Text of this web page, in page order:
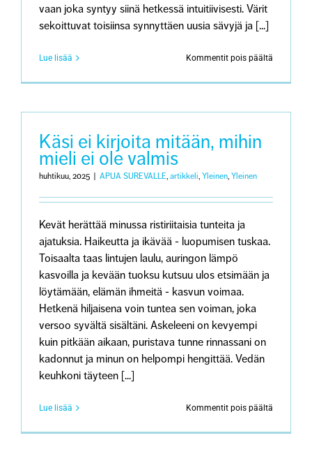
vaan joka syntyy siinä hetkessä intuitiivisesti. Värit
sekoittuvat toisiinsa synnyttäen uusia sävyjä ja [...]
Lue lisää Kommentit pois päältä
sanat
Käsi ei kirjoita mitään, mihin
mieli ei ole valmis
huhtikuu, 2025 APUA SUREVALLE, artikkeli, Yleinen, Yleinen
Kevät herättää minussa ristiriitaisia tunteita ja
ajatuksia. Haikeutta ja ikävää - luopumisen tuskaa.
Toisaalta taas lintujen laulu, auringon lämpö
kasvoilla ja kevään tuoksu kutsuu ulos etsimään ja
löytämään, elämän ihmeitä - kasvun voimaa.
Hetkenä hiljaisena voin tuntea sen voiman, joka
versoo syvältä sisältäni. Askeleeni on kevyempi
kuin pitkään aikaan, puristava tunne rinnassani on
kadonnut ja minun on helpompi hengittää. Vedän
keuhkoni täyteen [...]
Lue lisää Kommentit pois päältä
ei